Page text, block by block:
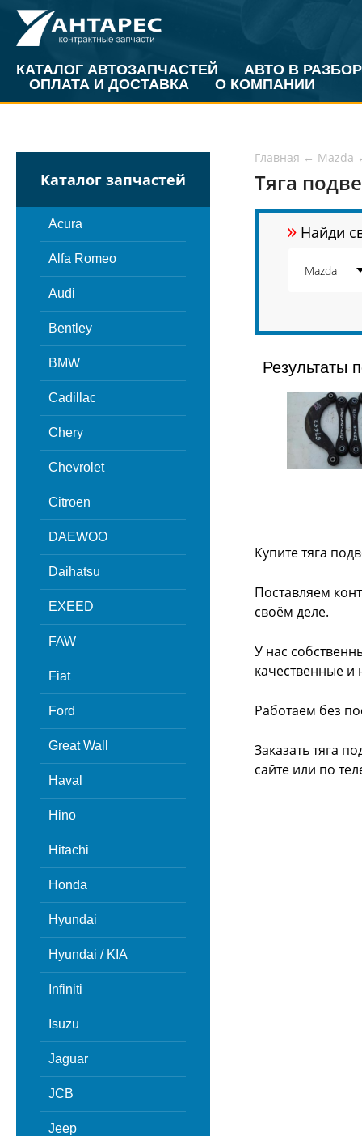
КАТАЛОГ АВТОЗАПЧАСТЕЙ
АВТО В РАЗБОР
ОПЛАТА И ДОСТАВКА
О КОМПАНИИ
Каталог запчастей
Acura
Alfa Romeo
Audi
Bentley
BMW
Cadillac
Chery
Chevrolet
Citroen
DAEWOO
Daihatsu
EXEED
FAW
Fiat
Ford
Great Wall
Haval
Hino
Hitachi
Honda
Hyundai
Hyundai / KIA
Infiniti
Isuzu
Jaguar
JCB
Jeep
Главная ← Mazda
Тяга
» Найди
Результаты
Купите тяга
Поставляем
своём деле.
У нас
качественные и
Работаем без
Заказать тяга
сайте или по